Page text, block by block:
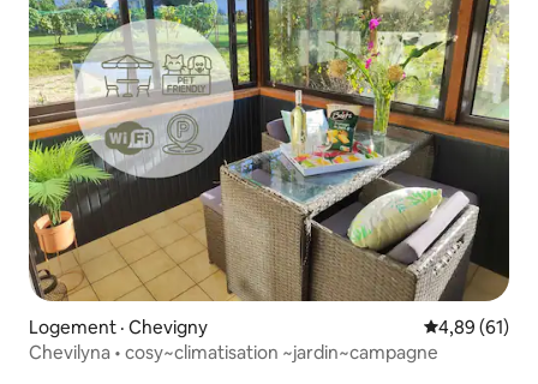
Logement · Chevigny Note
4,89 (61)
Chevilyna • cosy~climatisation ~jardin~campagne